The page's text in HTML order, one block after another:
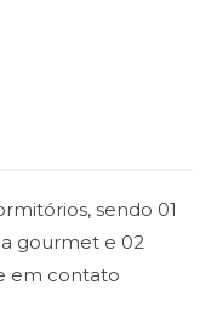
sendo 01
gourmet e 02
em contato